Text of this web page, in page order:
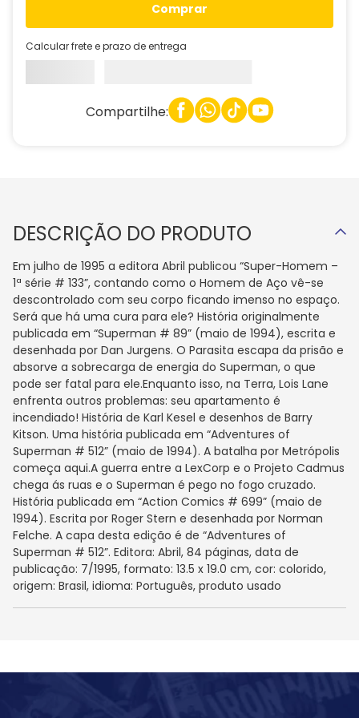
comprar
Calcular frete e prazo de entrega
Compartilhe:
DESCRIÇÃO DO PRODUTO
Em julho de 1995 a editora Abril publicou “Super-Homem –
1ª série # 133”, contando como o Homem de Aço vê-se
descontrolado com seu corpo ficando imenso no espaço.
Será que há uma cura para ele? História originalmente
publicada em “Superman # 89” (maio de 1994), escrita e
desenhada por Dan Jurgens. O Parasita escapa da prisão e
absorve a sobrecarga de energia do Superman, o que
pode ser fatal para ele.Enquanto isso, na Terra, Lois Lane
enfrenta outros problemas: seu apartamento é
incendiado! História de Karl Kesel e desenhos de Barry
Kitson. Uma história publicada em “Adventures of
Superman # 512” (maio de 1994). A batalha por Metrópolis
começa aqui.A guerra entre a LexCorp e o Projeto Cadmus
chega ás ruas e o Superman é pego no fogo cruzado.
História publicada em “Action Comics # 699” (maio de
1994). Escrita por Roger Stern e desenhada por Norman
Felche. A capa desta edição é de “Adventures of
Superman # 512”. Editora: Abril, 84 páginas, data de
publicação: 7/1995, formato: 13.5 x 19.0 cm, cor: colorido,
origem: Brasil, idioma: Português, produto usado